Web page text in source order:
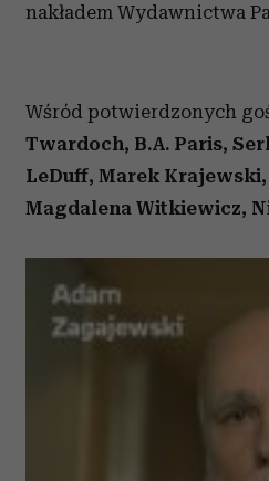
nakładem Wydawnictwa
Wśród potwierdzonych
Twardoch, B.A. Paris,
LeDuff, Marek
Magdalena Witkiewicz,